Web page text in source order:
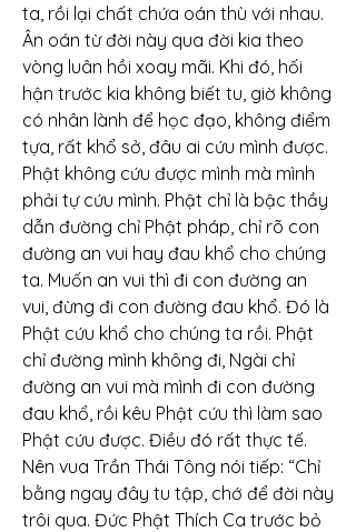
ta, rồi lại chất chứa oán thù với nhau.
Ân oán từ đời này qua đời kia theo
vòng luân hồi xoay mãi. Khi đó, hối
hận trước kia không biết tu, giờ không
có nhân lành để học đạo, không điểm
tựa, rất khổ sở, đâu ai cứu mình được.
Phật không cứu được mình mà mình
phải tự cứu mình. Phật chỉ là bậc thầy
dẫn đường chỉ Phật pháp, chỉ rõ con
đường an vui hay đau khổ cho chúng
ta. Muốn an vui thì đi con đường an
vui, đừng đi con đường đau khổ. Đó là
Phật cứu khổ cho chúng ta rồi. Phật
chỉ đường mình không đi, Ngài chỉ
đường an vui mà mình đi con đường
đau khổ, rồi kêu Phật cứu thì làm sao
Phật cứu được. Điều đó rất thực tế.
Nên vua Trần Thái Tông nói tiếp: “Chỉ
bằng ngay đây tu tập, chớ để đời này
trôi qua. Đức Phật Thích Ca trước bỏ